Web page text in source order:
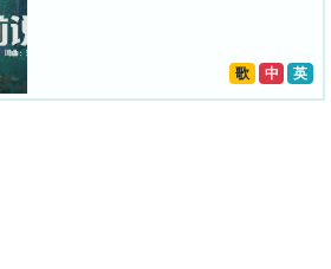
歌 中 英